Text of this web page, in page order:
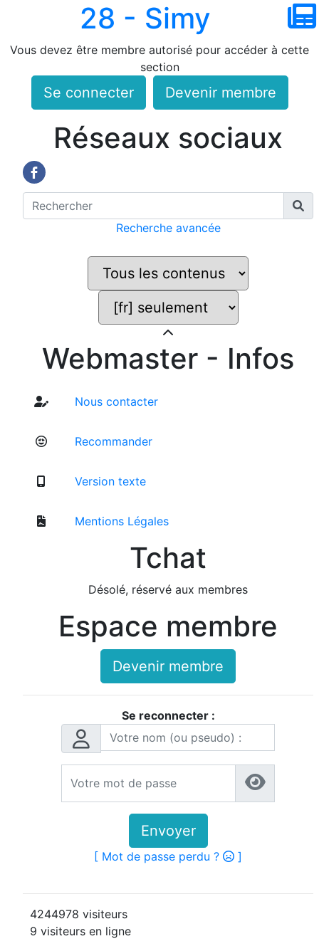
28 - Simy
Vous devez être membre autorisé pour accéder à cette
section
Se connecter Devenir membre
Réseaux sociaux
Recherche avancée
Webmaster - Infos
Nous contacter
Recommander
Version texte
Mentions Légales
Tchat
Désolé, réservé aux membres
Espace membre
Devenir membre
Se reconnecter :
Envoyer
[ Mot de passe perdu ? ]
4244978 visiteurs
9 visiteurs en ligne